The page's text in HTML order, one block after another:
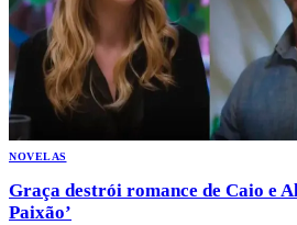
NOVELAS
Graça destrói romance de Caio e
Paixão’